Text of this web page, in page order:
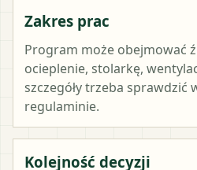
Zakres prac
Program może obejmować
ocieplenie, stolarkę,
szczegóły trzeba sprawdzić
regulaminie.
Kolejność decyzji